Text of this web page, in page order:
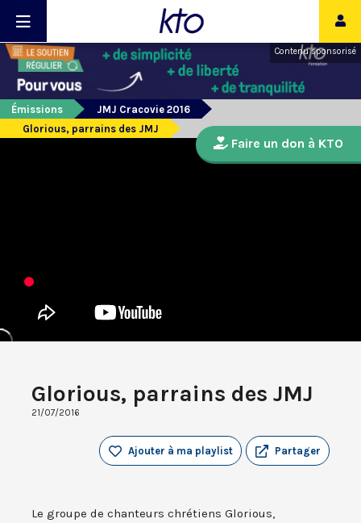
Contenu sponsorisé
Émissions
JMJ Cracovie 2016
Glorious, parrains des JMJ
Glorious, parrains des JMJ
21/07/2016
Partager
Ajouter à ma playlist
Le groupe de chanteurs chrétiens Glorious,
Faire un don à KTO